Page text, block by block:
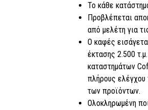
Το κάθε
Προβλέπεται
από μελέτη για
Ο καφές
έκτασης 2.500
καταστημάτων
πλήρους ελέγχου
των προϊόντων.
Ολοκληρωμένη